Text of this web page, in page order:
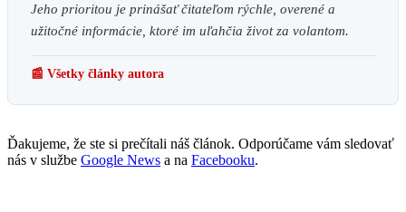
Jeho prioritou je prinášať čitateľom rýchle, overené a
užitočné informácie, ktoré im uľahčia život za volantom.
📰 Všetky články autora
Ďakujeme, že ste si prečítali náš článok. Odporúčame vám sledovať
nás v službe Google News a na Facebooku.